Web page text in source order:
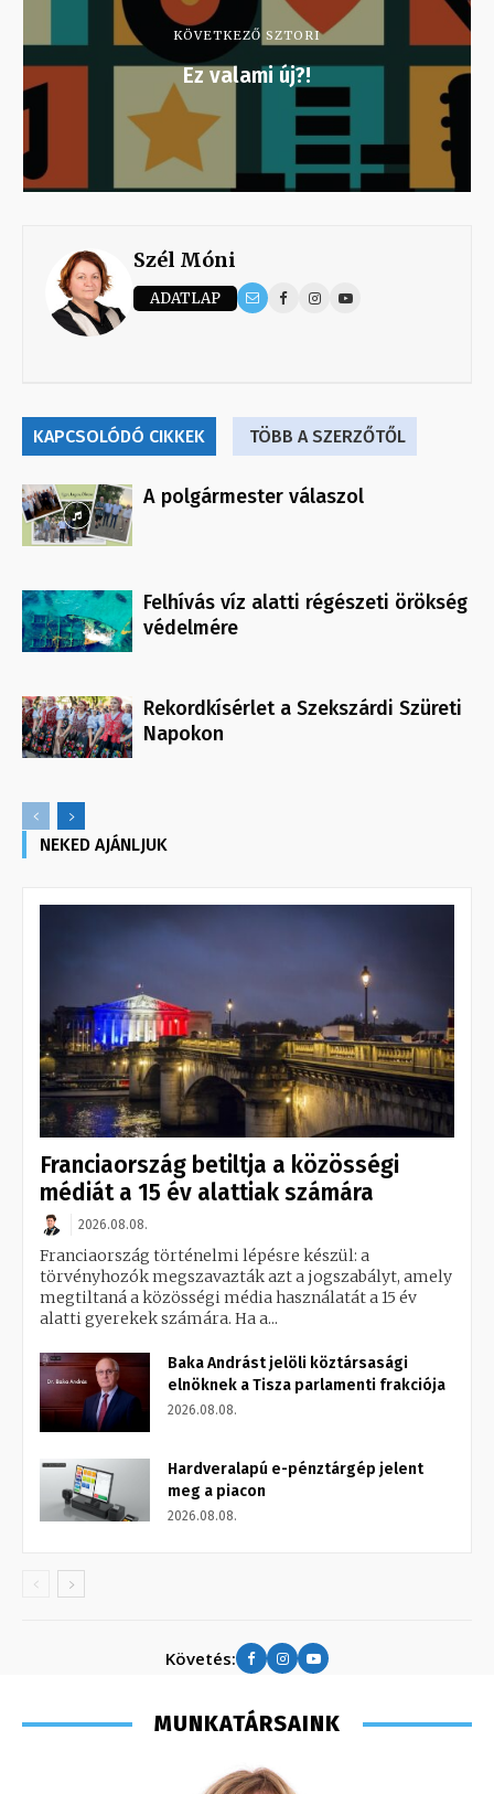
KÖVETKEZŐ SZTORI
Ez valami új?!
Szél Móni
ADATLAP
KAPCSOLÓDÓ CIKKEK TÖBB A SZERZŐTŐL
A polgármester válaszol
Felhívás víz alatti régészeti örökség
védelmére
Rekordkísérlet a Szekszárdi Szüreti
Napokon
NEKED AJÁNLJUK
Franciaország betiltja a közösségi
médiát a 15 év alattiak számára
2026.08.08.
Franciaország történelmi lépésre készül: a
törvényhozók megszavazták azt a jogszabályt, amely
megtiltaná a közösségi média használatát a 15 év
alatti gyerekek számára. Ha a...
Baka Andrást jelöli köztársasági
elnöknek a Tisza parlamenti frakciója
2026.08.08.
Hardveralapú e-pénztárgép jelent
meg a piacon
2026.08.08.
Követés:
MUNKATÁRSAINK